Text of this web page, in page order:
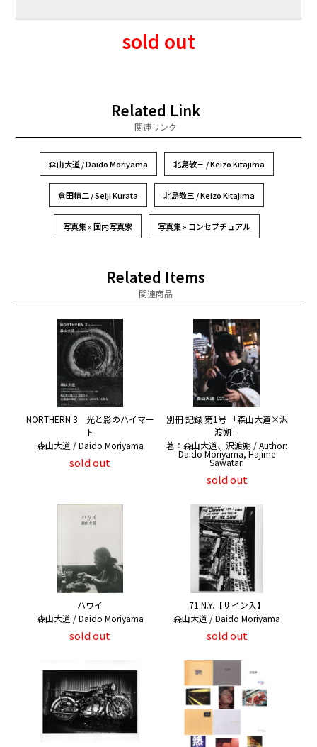
sold out
Related Link
関連リンク
森山大道 / Daido Moriyama 北島敬三 / Keizo Kitajima
倉田精二 / Seiji Kurata 北島敬三 / Keizo Kitajima
写真集 » 国内写真家 写真集 » コンセプチュアル
Related Items
関連商品
NORTHERN 3 光と影のハイマー
ト
森山大道 / Daido Moriyama
sold out
別冊 記録 第1号 「森山大道×沢
渡朔」
著：森山大道、沢渡朔 / Author:
Daido Moriyama, Hajime
Sawatari
sold out
ハワイ
森山大道 / Daido Moriyama
sold out
71 N.Y.【サイン入】
森山大道 / Daido Moriyama
sold out